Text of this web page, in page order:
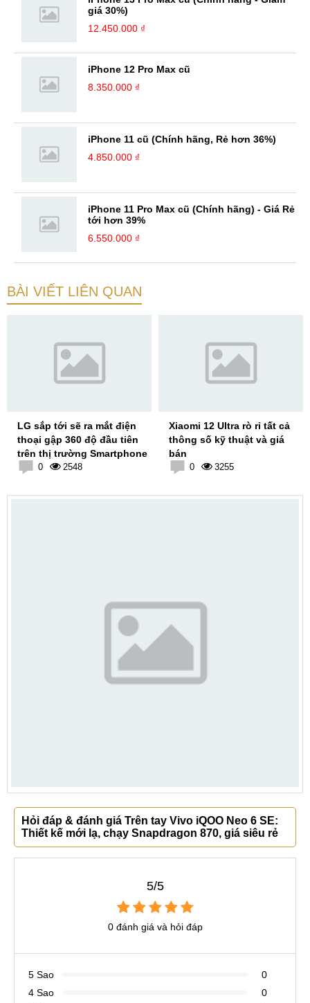
giá 30%)
12.450.000 ₫
iPhone 12 Pro Max cũ
8.350.000 ₫
iPhone 11 cũ (Chính hãng, Rẻ hơn 36%)
4.850.000 ₫
iPhone 11 Pro Max cũ (Chính hãng) - Giá Rẻ
tới hơn 39%
6.550.000 ₫
BÀI VIẾT LIÊN QUAN
LG sắp tới sẽ ra mắt điện
thoại gập 360 độ đầu tiên
trên thị trường Smartphone
0 2548
Xiaomi 12 Ultra rò rỉ tất cả
thông số kỹ thuật và giá
bán
0 3255
Hỏi đáp & đánh giá Trên tay Vivo iQOO Neo 6 SE:
Thiết kế mới lạ, chạy Snapdragon 870, giá siêu rẻ
5/5
0 đánh giá và hỏi đáp
5 Sao
0
4 Sao
0